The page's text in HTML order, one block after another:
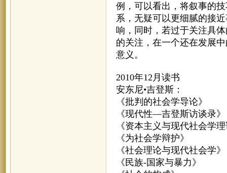
例，可以看出，将叙事的
系，无疑可以更细腻的接
响，同时，若过于关注具
的关注，在一个还在发展
意义。
2010年12月读书
安东尼•吉登斯：
《批判的社会学导论》
《现代性—吉登斯访谈录》
《资本主义与现代社会学
《为社会学辩护》
《社会理论与现代社会学》
《民族-国家与暴力》